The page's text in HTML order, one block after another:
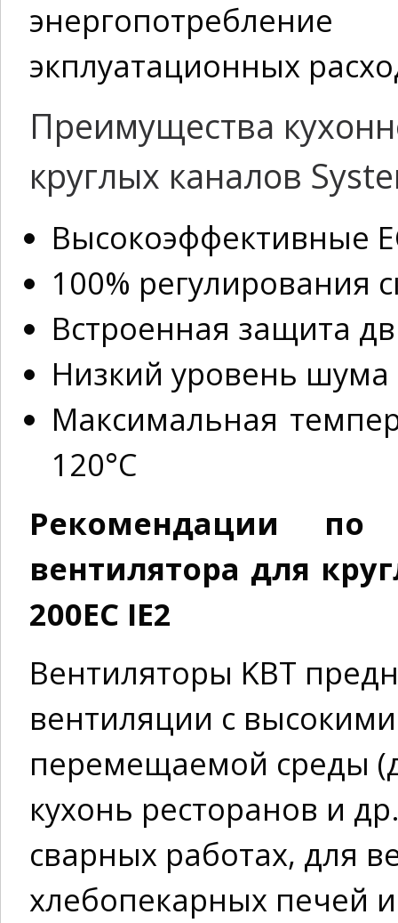
экплуатационных
Преимущества
круглых каналов
Высокоэффективные
100% регулирования
Встроенная защита
Низкий уровень шума
Максимальная
120°С
Рекомендации по
вентилятора для
200EC IE2
Вентиляторы KBТ
вентиляции с
перемещаемой среды
кухонь ресторанов и
сварных работах, для
хлебопекарных печей